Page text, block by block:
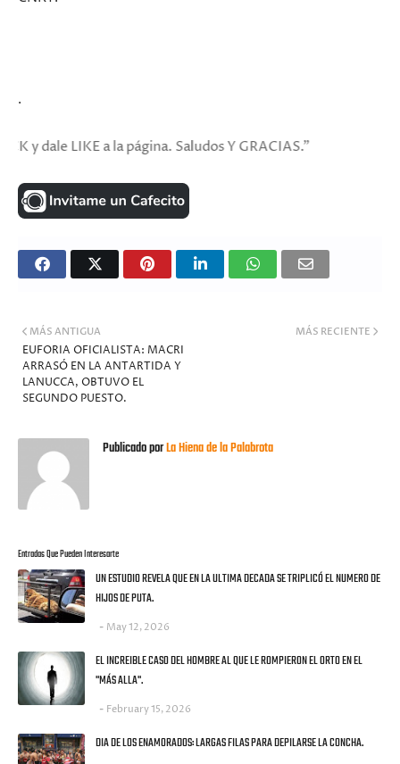
.
a la página. Saludos Y GRACIAS."
MÁS RECIENTE
MÁS ANTIGUA
EUFORIA OFICIALISTA: MACRI
ARRASÓ EN LA ANTARTIDA Y
LANUCCA, OBTUVO EL
SEGUNDO PUESTO.
Publicado porLa Hiena de la Palabrota
Entradas Que Pueden Interesarte
UN ESTUDIO REVELA QUE EN LA ULTIMA DECADA SE TRIPLICÓ EL NUMERO DE
HIJOS DE PUTA.
May 12, 2026
EL INCREIBLE CASO DEL HOMBRE AL QUE LE ROMPIERON EL ORTO EN EL
"MÁS ALLA".
February 15, 2026
DIA DE LOS ENAMORADOS: LARGAS FILAS PARA DEPILARSE LA CONCHA.